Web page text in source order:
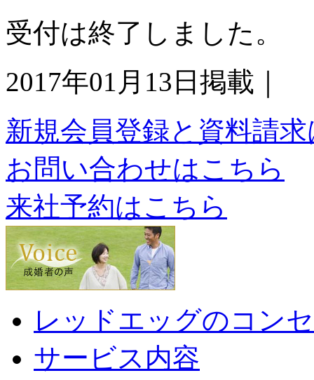
受付は終了しました。
2017年01月13日掲載｜
新規会員登録と資料請
お問い合わせはこちら
来社予約はこちら
レッドエッグのコン
サービス内容